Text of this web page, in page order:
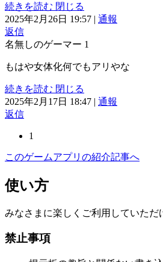
続きを読む 閉じる
2025年2月26日 19:57 | 通報
返信
名無しのゲーマー 1
もはや女体化何でもアリやな
続きを読む 閉じる
2025年2月17日 18:47 | 通報
返信
1
このゲームアプリの紹介記事へ
使い方
みなさまに楽しくご利用していただ
禁止事項